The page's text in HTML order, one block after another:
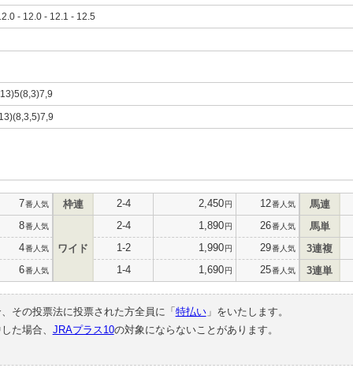
- 12.0 - 12.1 - 12.5
7番人気
8番人気
4番人気
6番人気
枠連 2-4 2,450円 12番人気
ワイド
2-4 1,890円 26番人気
1-2 1,990円 29番人気
1-4 1,690円 25番人気
馬連
馬単
3連複
3連単
その投票法に投票された方全員に「 特払い」をいたします。
た場合、 JRAプラス10の対象にならないことがあります。